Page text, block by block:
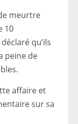
meurtre
10
qu’ils
peine de
affaire et
sur sa